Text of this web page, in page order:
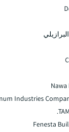
Industries
Fenesta